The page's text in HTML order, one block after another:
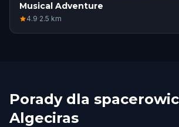
Musical Adventure
4.9·2.5 km
Porady dla
Algeciras